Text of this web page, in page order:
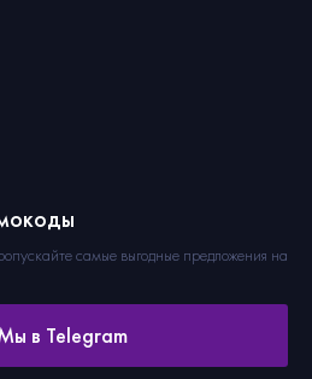
самые выгодные предложения на
в Telegram